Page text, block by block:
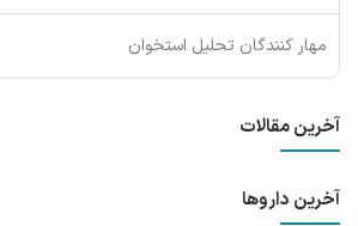
مهار کنندگان تحلیل استخوان
آخرین مقالات
آخرین داروها